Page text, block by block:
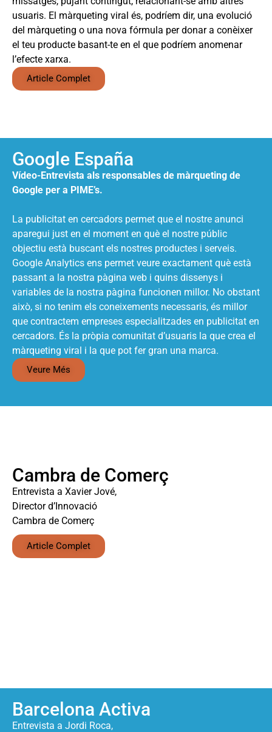
usuaris. El màrqueting viral és, podríem dir, una evolució
del màrqueting o una nova fórmula per donar a conèixer
el teu producte basant-te en el que podríem anomenar
l’efecte xarxa.
Article Complet
Google España
Vídeo-Entrevista als responsables de màrqueting de
Google per a PIME’s.
La publicitat en cercadors permet que el nostre anunci
aparegui just en el moment en què el nostre públic
objectiu està buscant els nostres productes i serveis.
Google Analytics ens permet veure exactament què està
passant a la nostra pàgina web i quins dissenys i
variables de la nostra pàgina funcionen millor. No obstant
això, si no tenim els coneixements necessaris, és millor
que contractem empreses especialitzades en publicitat en
cercadors. És la pròpia comunitat d’usuaris la que crea el
màrqueting viral i la que pot fer gran una marca.
Veure Més
Cambra de Comerç
Entrevista a Xavier Jové,
Director d’Innovació
Cambra de Comerç
Article Complet
Barcelona Activa
Entrevista a Jordi Roca,